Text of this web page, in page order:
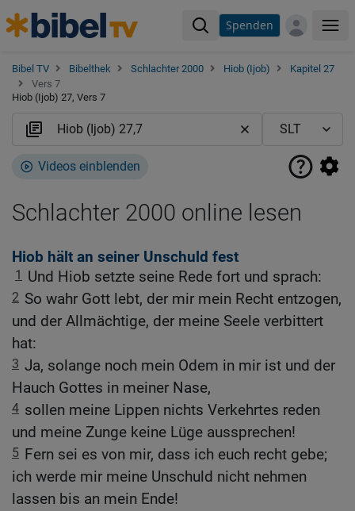
Spenden
Bibel TV Bibelthek Schlachter 2000 Hiob (Ijob)
Kapitel 27
Vers 7
Hiob (Ijob) 27, Vers 7
Videos einblenden
Schlachter 2000 online lesen
Hiob hält an seiner Unschuld fest
1 Und Hiob setzte seine Rede fort und sprach:
2 So wahr Gott lebt, der mir mein Recht entzogen,
und der Allmächtige, der meine Seele verbittert
hat:
3 Ja, solange noch mein Odem in mir ist und der
Hauch Gottes in meiner Nase,
4 sollen meine Lippen nichts Verkehrtes reden
und meine Zunge keine Lüge aussprechen!
5 Fern sei es von mir, dass ich euch recht gebe;
ich werde mir meine Unschuld nicht nehmen
lassen bis an mein Ende!